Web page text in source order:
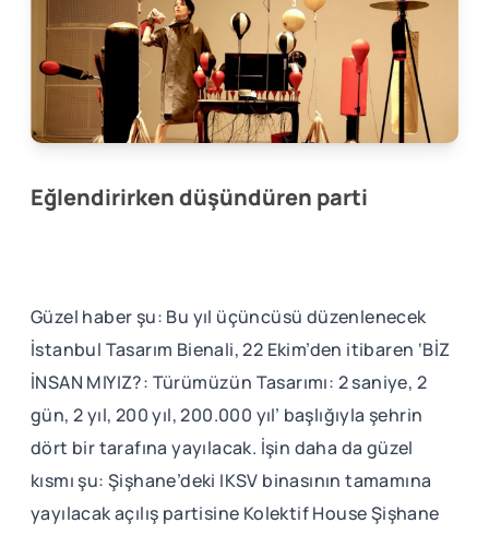
Eğlendirirken düşündüren parti
Güzel haber şu: Bu yıl üçüncüsü düzenlenecek
İstanbul Tasarım Bienali, 22 Ekim’den itibaren ‘BİZ
İNSAN MIYIZ?: Türümüzün Tasarımı: 2 saniye, 2
gün, 2 yıl, 200 yıl, 200.000 yıl’ başlığıyla şehrin
dört bir tarafına yayılacak. İşin daha da güzel
kısmı şu: Şişhane’deki IKSV binasının tamamına
yayılacak açılış partisine Kolektif House Şişhane